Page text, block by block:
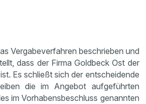
Vergabeverfahren beschrieben und
dass der Firma Goldbeck Ost der
Es schließt sich der entscheidende
die im Angebot aufgeführten
im Vorhabensbeschluss genannten